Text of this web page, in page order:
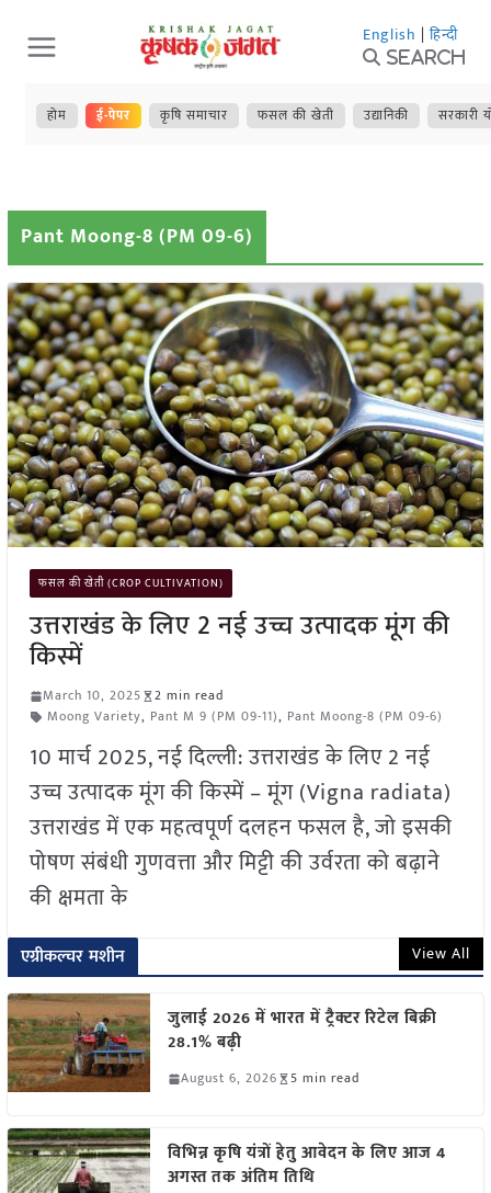
Skip
to
content
English | हिन्दी
Search
होम ई-पेपर कृषि समाचार फसल की खेती उद्यानिकी सरकारी
Pant Moong-8 (PM 09-6)
फसल की खेती (CROP CULTIVATION)
उत्तराखंड के लिए 2 नई उच्च उत्पादक मूंग की
किस्में
March 10, 2025
2 min read
Moong Variety, Pant M 9 (PM 09-11), Pant Moong-8 (PM 09-6)
10 मार्च 2025, नई दिल्ली: उत्तराखंड के लिए 2 नई
उच्च उत्पादक मूंग की किस्में – मूंग (Vigna radiata)
उत्तराखंड में एक महत्वपूर्ण दलहन फसल है, जो इसकी
पोषण संबंधी गुणवत्ता और मिट्टी की उर्वरता को बढ़ाने
की क्षमता के
एग्रीकल्चर मशीन View All
जुलाई 2026 में भारत में ट्रैक्टर रिटेल बिक्री
28.1% बढ़ी
August 6, 2026 5 min read
विभिन्न कृषि यंत्रों हेतु आवेदन के लिए आज 4
अगस्त तक अंतिम तिथि